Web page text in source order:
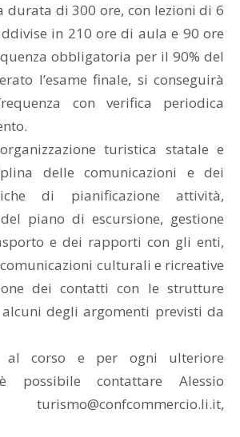
durata di 300 ore, con lezioni di 6
in 210 ore di aula e 90 ore
obbligatoria per il 90% del
l’esame finale, si conseguirà
con verifica periodica
turistica statale e
delle comunicazioni e dei
di pianificazione attività,
piano di escursione, gestione
e dei rapporti con gli enti,
culturali e ricreative
dei contatti con le strutture
degli argomenti previsti da
al corso e per ogni ulteriore
possibile contattare Alessio